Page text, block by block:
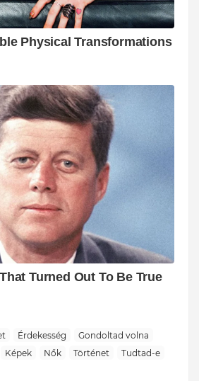
Érdekesség
Gondoltad volna
Képek Nők Történet
Tudtad-e